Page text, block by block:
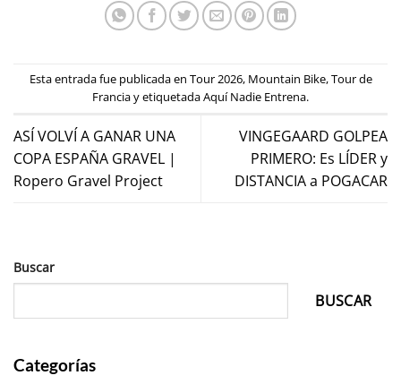
Esta entrada fue publicada en Tour 2026, Mountain Bike,Tour de
Franciay etiquetadaAquí Nadie Entrena.
ASÍ VOLVÍ A GANAR UNA
COPA ESPAÑA GRAVEL |
Ropero Gravel Project
VINGEGAARD GOLPEA
PRIMERO: Es LÍDER y
DISTANCIA a POGACAR
Buscar
BUSCAR
Categorías